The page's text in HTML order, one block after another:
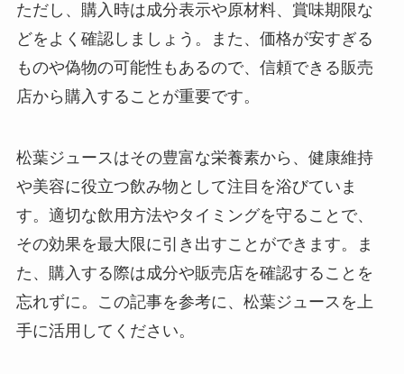
ただし、購入時は成分表示や原材料、賞味期限な
どをよく確認しましょう。また、価格が安すぎる
ものや偽物の可能性もあるので、信頼できる販売
店から購入することが重要です。
松葉ジュースはその豊富な栄養素から、健康維持
や美容に役立つ飲み物として注目を浴びていま
す。適切な飲用方法やタイミングを守ることで、
その効果を最大限に引き出すことができます。ま
た、購入する際は成分や販売店を確認することを
忘れずに。この記事を参考に、松葉ジュースを上
手に活用してください。